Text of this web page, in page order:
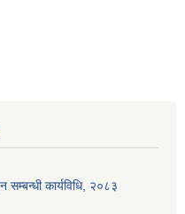
सम्बन्धी कार्यविधि, २०८३